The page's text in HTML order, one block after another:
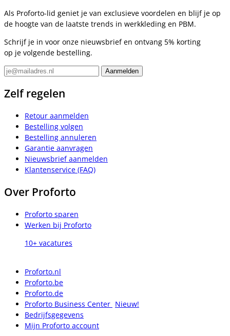
Als Proforto-lid geniet je van exclusieve voordelen en blijf je op
de hoogte van de laatste trends in werkkleding en PBM.
Schrijf je in voor onze nieuwsbrief en ontvang 5% korting
op je volgende bestelling.
Zelf regelen
Retour aanmelden
Bestelling volgen
Bestelling annuleren
Garantie aanvragen
Nieuwsbrief aanmelden
Klantenservice (FAQ)
Over Proforto
Proforto sparen
Werken bij Proforto
10+ vacatures
Proforto.nl
Proforto.be
Proforto.de
Proforto Business Center Nieuw!
Bedrijfsgegevens
Mijn Proforto account